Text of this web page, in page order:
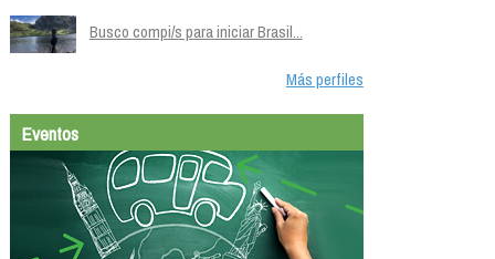
Busco compi/s para iniciar Brasil...
Más perfiles
Eventos